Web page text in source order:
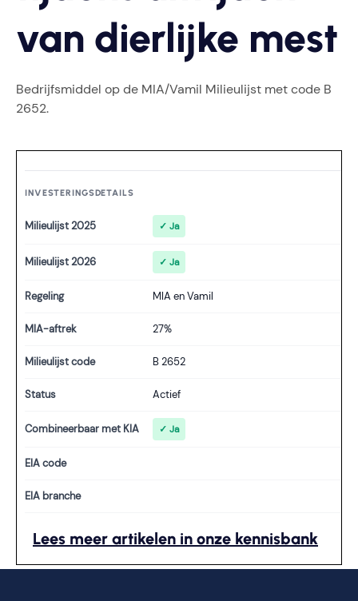
van dierlijke mest
Bedrijfsmiddel op de MIA/Vamil Milieulijst met code B
2652.
INVESTERINGSDETAILS
Milieulijst 2025 ✓ Ja
Milieulijst 2026 ✓ Ja
Regeling MIA en Vamil
MIA-aftrek 27%
Milieulijst code B 2652
Status Actief
Combineerbaar met KIA ✓ Ja
EIA code
EIA branche
Lees meer artikelen in onze kennisbank